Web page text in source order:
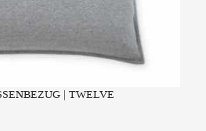
| TWELVE